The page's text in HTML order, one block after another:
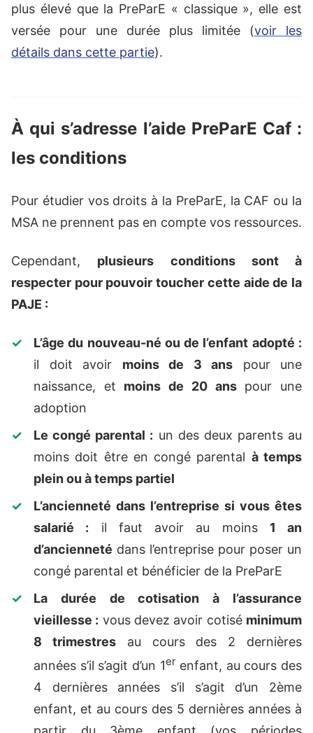
plus élevé que la PreParE « classique », elle est
versée pour une durée plus limitée (voir les
détails dans cette partie).
À qui s’adresse l’aide PreParE Caf :
les conditions
Pour étudier vos droits à la PreParE, la CAF ou la
MSA ne prennent pas en compte vos ressources.
Cependant, plusieurs conditions sont à
respecter pour pouvoir toucher cette aide de la
PAJE :
L’âge du nouveau-né ou de l’enfant adopté :
il doit avoir moins de 3 ans pour une
naissance, et moins de 20 anspour une
adoption
Le congé parental : un des deux parents au
moins doit être en congé parental à temps
plein ou à temps partiel
L’ancienneté dans l’entreprise si vous êtes
salarié : il faut avoir au moins 1 an
d’ancienneté dans l’entreprise pour poser un
congé parental et bénéficier de la PreParE
La durée de cotisation à l’assurance
vieillesse : vous devez avoir cotisé minimum
8 trimestresau cours des 2 dernières
années s’il s’agit d’un 1er enfant, au cours des
4 dernières années s’il s’agit d’un 2ème
enfant, et au cours des 5 dernières années à